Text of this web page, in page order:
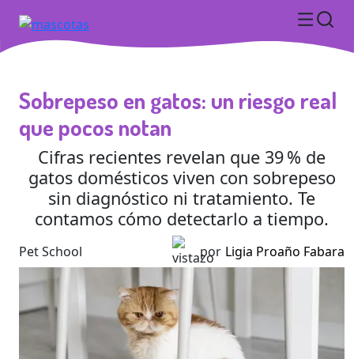
Sobrepeso en gatos: un riesgo real
que pocos notan
Cifras recientes revelan que 39 % de
gatos domésticos viven con sobrepeso
sin diagnóstico ni tratamiento. Te
contamos cómo detectarlo a tiempo.
Pet School por Ligia Proaño Fabara